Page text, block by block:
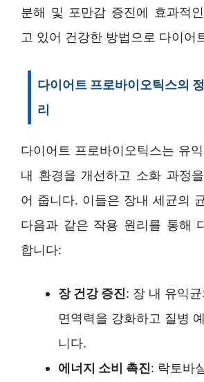
분해 및 포만감 증진에 효과적
고 있어 건강한 방법으로 다이어
다이어트 프로바이오틱스의
리
다이어트 프로바이오틱스는 유
내 환경을 개선하고 소화 과정
어 줍니다. 이들은 장내 세균의
다음과 같은 작용 원리를 통해
합니다:
장 건강 증진: 장 내 유익
면역력을 강화하고 질병
니다.
에너지 소비 촉진: 락토바